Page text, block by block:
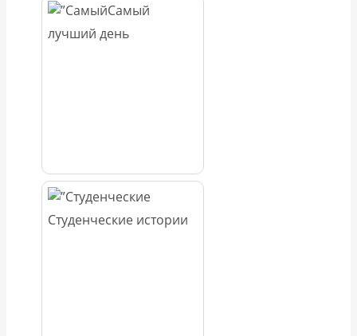
Самый
лучший день
Студенческие истории